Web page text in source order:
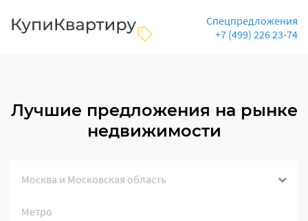
Спецпредложения
+7 (499) 226 23-74
Лучшие предложения на рынке
недвижимости
Москва и Московская область
Метро